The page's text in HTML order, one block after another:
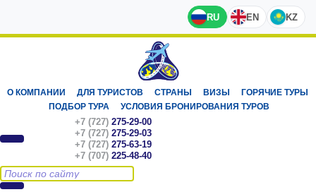
RU EN KZ
О КОМПАНИИ ДЛЯ ТУРИСТОВ СТРАНЫ ВИЗЫ
ГОРЯЧИЕ ТУРЫ
ПОДБОР ТУРА
УСЛОВИЯ БРОНИРОВАНИЯ ТУРОВ
+7 (727) 275-29-00
+7 (727) 275-29-03
+7 (727) 275-63-19
+7 (707) 225-48-40